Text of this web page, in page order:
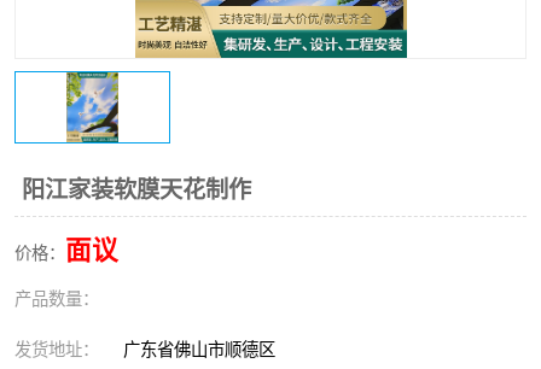
阳江家装软膜天花制作
价格： 面议
产品数量：
发货地址： 广东省佛山市顺德区